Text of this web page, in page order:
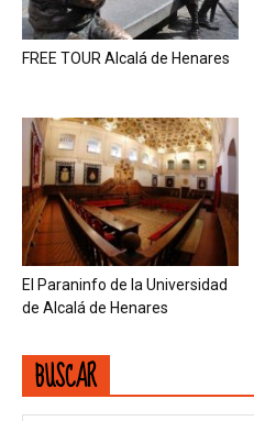
FREE TOUR Alcalá de Henares
El Paraninfo de la Universidad
de Alcalá de Henares
BUSCAR